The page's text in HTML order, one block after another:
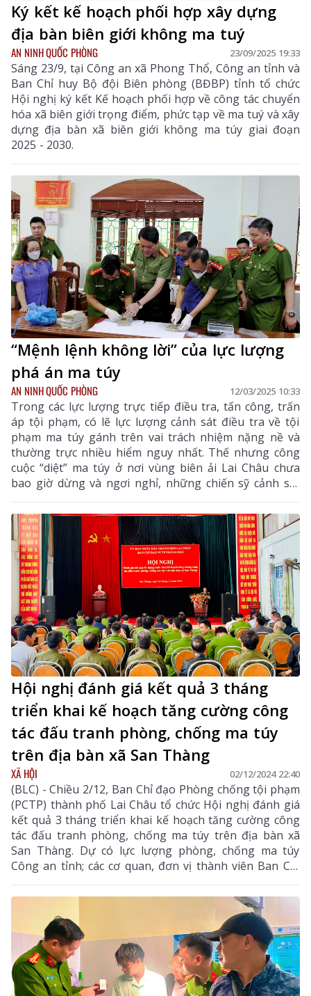
Ký kết kế hoạch phối hợp xây dựng
địa bàn biên giới không ma tuý
AN NINH QUỐC PHÒNG 23/09/2025 19:33
Sáng 23/9, tại Công an xã Phong Thổ, Công an tỉnh và
Ban Chỉ huy Bộ đội Biên phòng (BĐBP) tỉnh tổ chức
Hội nghị ký kết Kế hoạch phối hợp về công tác chuyển
hóa xã biên giới trọng điểm, phức tạp về ma tuý và xây
dựng địa bàn xã biên giới không ma túy giai đoạn
2025 - 2030.
“Mệnh lệnh không lời” của lực lượng
phá án ma túy
AN NINH QUỐC PHÒNG 12/03/2025 10:33
Trong các lực lượng trực tiếp điều tra, tấn công, trấn
áp tội phạm, có lẽ lực lượng cảnh sát điều tra về tội
phạm ma túy gánh trên vai trách nhiệm nặng nề và
thường trực nhiều hiểm nguy nhất. Thế nhưng công
cuộc “diệt” ma túy ở nơi vùng biên ải Lai Châu chưa
bao giờ dừng và ngơi nghỉ, những chiến sỹ cảnh sát
điều tra (CSĐT) tội phạm về ma túy (PC04) - Công an
tỉnh luôn sẵn sàng nhận và tròn vai ở mọi vụ án,
chuyên án nhờ “mệnh lệnh không lời”, “mệnh lệnh từ
trái tim”.
Hội nghị đánh giá kết quả 3 tháng
triển khai kế hoạch tăng cường công
tác đấu tranh phòng, chống ma túy
trên địa bàn xã San Thàng
XÃ HỘI 02/12/2024 22:40
(BLC) - Chiều 2/12, Ban Chỉ đạo Phòng chống tội phạm
(PCTP) thành phố Lai Châu tổ chức Hội nghị đánh giá
kết quả 3 tháng triển khai kế hoạch tăng cường công
tác đấu tranh phòng, chống ma túy trên địa bàn xã
San Thàng. Dự có lực lượng phòng, chống ma túy
Công an tỉnh; các cơ quan, đơn vị thành viên Ban Chỉ
đạo PCTP thành phố; Chỉ huy các đội nghiệp vụ, Công
an các xã, phường, Công an thành phố...